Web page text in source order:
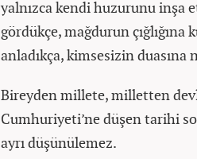
yalnızca kendi huzurunu inşa
gördükçe, mağdurun
anladıkça, kimsesizin duasına
Bireyden millete, milletten
Cumhuriyeti’ne düşen tarihi
ayrı düşünülemez.